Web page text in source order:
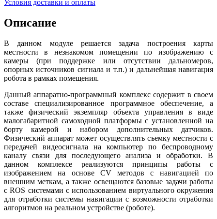
Условия доставки и оплаты
Описание
В данном модуле решается задача построения карты
местности в незнакомом помещении по изображению с
камеры (при поддержке или отсутствии дальномеров,
опорных источников сигнала и т.п.) и дальнейшая навигация
робота в рамках помещения.
Данный аппаратно-программный комплекс содержит в своем
составе специализированное программное обеспечение, а
также физический экземпляр объекта управления в виде
малогабаритной самоходной платформы с установленной на
борту камерой и набором дополнительных датчиков.
Физический аппарат может осуществлять съемку местности с
передачей видеосигнала на компьютер по беспроводному
каналу связи для последующего анализа и обработки. В
данном комплексе реализуются принципы работы с
изображением на основе CV методов с навигацией по
внешним меткам, а также освещаются базовые задачи работы
с ROS системами с использованием виртуального окружения
для отработки системы навигации c возможности отработки
алгоритмов на реальном устройстве (роботе).